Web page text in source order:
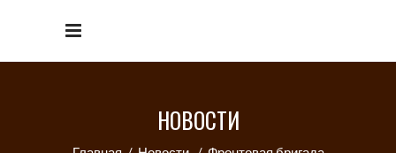
НОВОСТИ